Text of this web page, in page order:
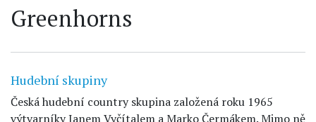
Greenhorns
Hudební skupiny
Česká hudební country skupina založená roku 1965
výtvarníky Janem Vyčítalem a Marko Čermákem. Mimo ně